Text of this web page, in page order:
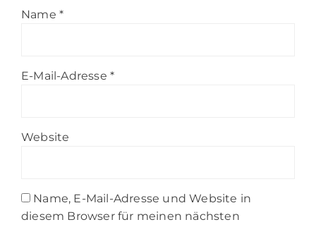
Name *
E-Mail-Adresse *
Website
Name, E-Mail-Adresse und Website in
diesem Browser für meinen nächsten